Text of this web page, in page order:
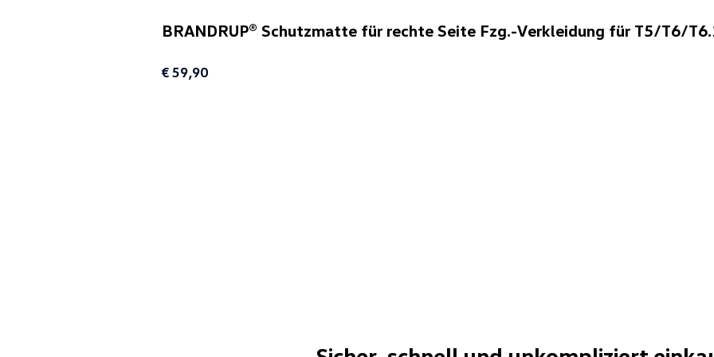
BRANDRUP® Schutzmatte für rechte Seite Fzg.-Verkleidung für T5/T6/
€ 59,90